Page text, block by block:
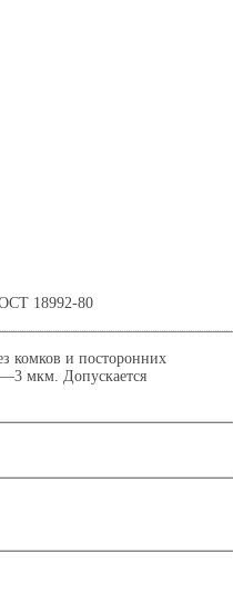
18992-80
комков и посторонних
мкм. Допускается